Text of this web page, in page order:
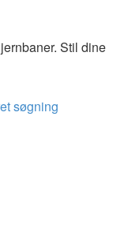
Stil dine
søgning